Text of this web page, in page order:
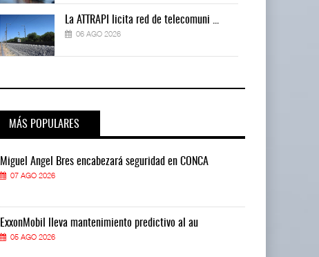
La ATTRAPI licita red de telecomuni ...
06 AGO 2026
MÁS POPULARES
Miguel Ángel Bres encabezará seguridad en CONCA
07 AGO 2026
ExxonMobil lleva mantenimiento predictivo al au
05 AGO 2026